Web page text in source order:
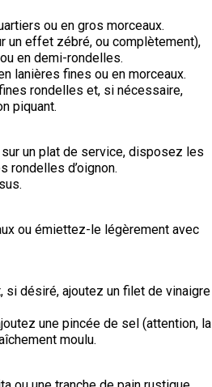
ou en gros morceaux.
un effet zébré, ou complètement),
en demi-rondelles.
lanières fines ou en morceaux.
rondelles et, si nécessaire,
piquant.
un plat de service, disposez les
rondelles d’oignon.
ou émiettez-le légèrement avec
si désiré, ajoutez un filet de vinaigre
une pincée de sel (attention, la
moulu.